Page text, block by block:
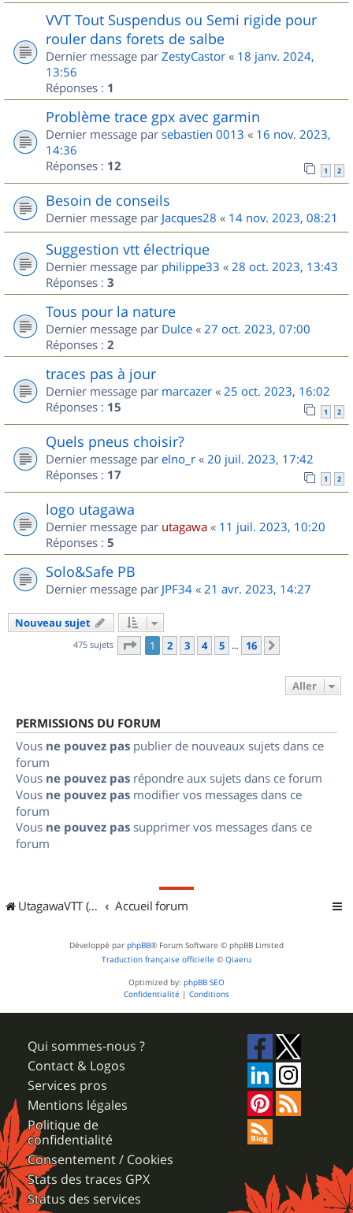
VVT Tout Suspendus ou Semi rigide pour
rouler dans forets de salbe
Dernier message par ZestyCastor « 18 janv. 2024,
13:56
Réponses : 1
Problème trace gpx avec garmin
Dernier message par sebastien 0013 « 16 nov. 2023,
14:36
Réponses : 12 1 2
Besoin de conseils
Dernier message par Jacques28 « 14 nov. 2023, 08:21
Suggestion vtt électrique
Dernier message par philippe33 « 28 oct. 2023, 13:43
Réponses : 3
Tous pour la nature
Dernier message par Dulce « 27 oct. 2023, 07:00
Réponses : 2
traces pas à jour
Dernier message par marcazer « 25 oct. 2023, 16:02
Réponses : 15 1 2
Quels pneus choisir?
Dernier message par elno_r « 20 juil. 2023, 17:42
Réponses : 17 1 2
logo utagawa
Dernier message par utagawa « 11 juil. 2023, 10:20
Réponses : 5
Solo&Safe PB
Dernier message par JPF34 « 21 avr. 2023, 14:27
Nouveau sujet
475 sujets Page 1sur
1 2 3 4 5 … 16
Aller
PERMISSIONS DU FORUM
Vous ne pouvez pas publier de nouveaux sujets dans ce
forum
Vous ne pouvez pas répondre aux sujets dans ce forum
Vous ne pouvez pas modifier vos messages dans ce
forum
Vous ne pouvez pas supprimer vos messages dans ce
forum
UtagawaVTT (Randos VTT et VTTAE avec traces GPS) Accueil forum
Développé par phpBB® Forum Software © phpBB Limited
Traduction française officielle © Qiaeru
Optimized by: phpBB SEO
Confidentialité | Conditions
Qui sommes-nous ?
Contact & Logos
Services pros
Mentions légales
Politique de
confidentialité
Consentement / Cookies
Stats des traces GPX
Status des services